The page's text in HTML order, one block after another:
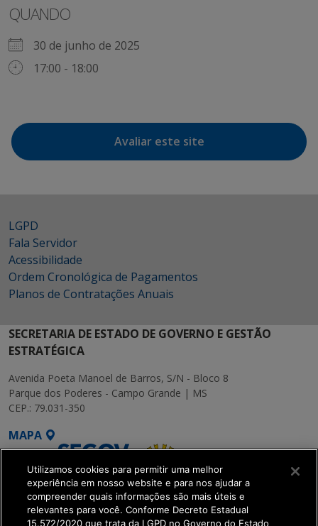
QUANDO
30 de junho de 2025
17:00 - 18:00
Avaliar este site
LGPD
Fala Servidor
Acessibilidade
Ordem Cronológica de Pagamentos
Planos de Contratações Anuais
SECRETARIA DE ESTADO DE GOVERNO E GESTÃO
ESTRATÉGICA
Avenida Poeta Manoel de Barros, S/N - Bloco 8
Parque dos Poderes - Campo Grande | MS
CEP.: 79.031-350
MAPA
Utilizamos cookies para permitir uma melhor
experiência em nosso website e para nos ajudar a
compreender quais informações são mais úteis e
relevantes para você. Conforme Decreto Estadual
15.572/2020 que trata da LGPD no Governo do Estado